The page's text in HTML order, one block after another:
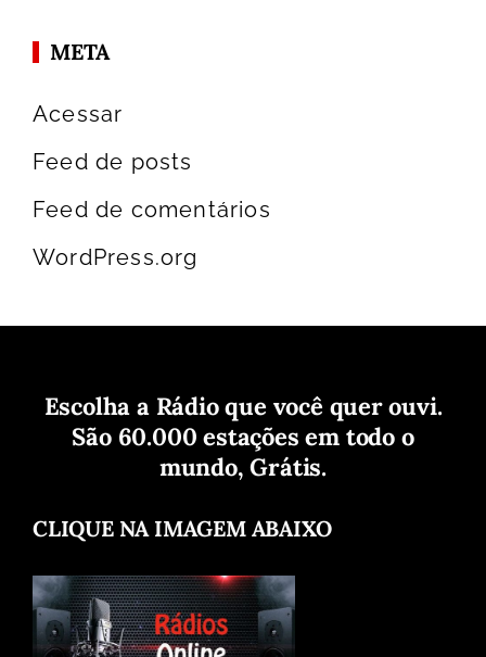
META
Acessar
Feed de posts
Feed de comentários
WordPress.org
Escolha a Rádio que você quer ouvi.
São 60.000 estações em todo o
mundo, Grátis.
CLIQUE NA IMAGEM ABAIXO